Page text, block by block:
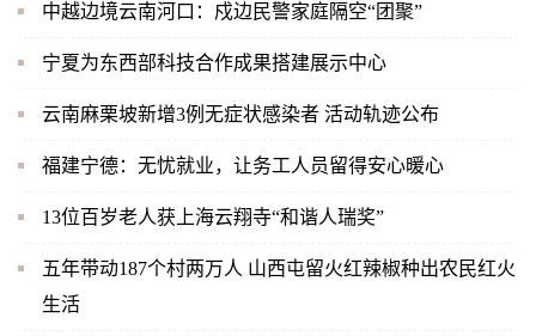
中越边境云南河口：戍边民警家庭隔空“团聚”
宁夏为东西部科技合作成果搭建展示中心
云南麻栗坡新增3例无症状感染者 活动轨迹公布
福建宁德：无忧就业，让务工人员留得安心暖心
13位百岁老人获上海云翔寺“和谐人瑞奖”
五年带动187个村两万人 山西屯留火红辣椒种出农民红火
生活